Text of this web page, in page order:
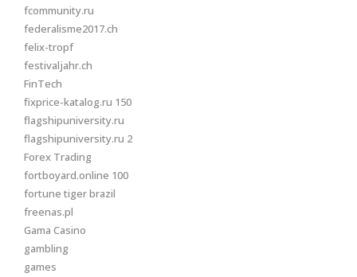
fcommunity.ru
federalisme2017.ch
felix-tropf
festivaljahr.ch
FinTech
fixprice-katalog.ru 150
flagshipuniversity.ru
flagshipuniversity.ru 2
Forex Trading
fortboyard.online 100
fortune tiger brazil
freenas.pl
Gama Casino
gambling
games